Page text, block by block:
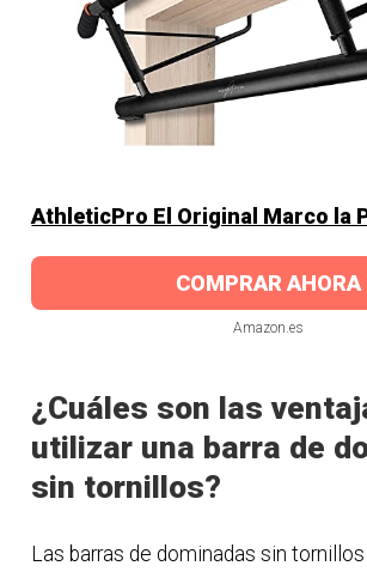
AthleticPro El Original Marco la
COMPRAR AHORA
Amazon.es
¿Cuáles son las
utilizar una barra de
sin tornillos?
Las barras de dominadas sin